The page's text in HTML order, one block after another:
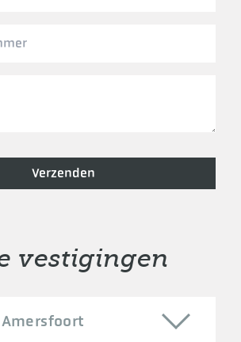
Verzenden
vestigingen
Amersfoort